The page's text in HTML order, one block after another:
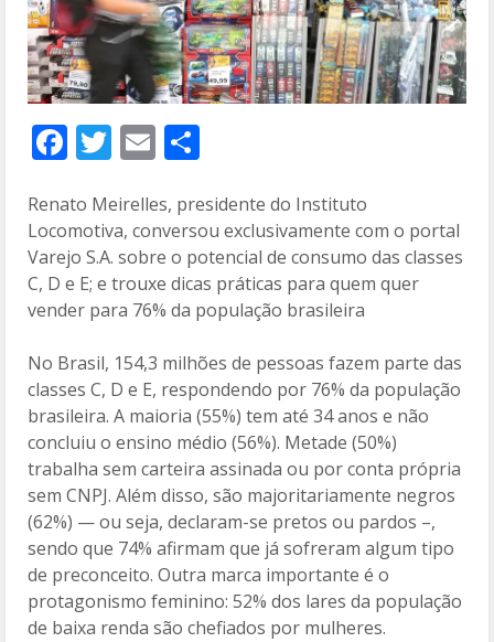
F
ac
e
b
o
o
k
T
w
itt
er
E
m
ai
l
m
p
ar
til
h
ar
Renato Meirelles, presidente do Instituto
Locomotiva, conversou exclusivamente com o portal
Varejo S.A. sobre o potencial de consumo das classes
C, D e E; e trouxe dicas práticas para quem quer
vender para 76% da população brasileira
No Brasil, 154,3 milhões de pessoas fazem parte das
classes C, D e E, respondendo por 76% da população
brasileira. A maioria (55%) tem até 34 anos e não
concluiu o ensino médio (56%). Metade (50%)
trabalha sem carteira assinada ou por conta própria
sem CNPJ. Além disso, são majoritariamente negros
(62%) — ou seja, declaram-se pretos ou pardos –,
sendo que 74% afirmam que já sofreram algum tipo
de preconceito. Outra marca importante é o
protagonismo feminino: 52% dos lares da população
de baixa renda são chefiados por mulheres.